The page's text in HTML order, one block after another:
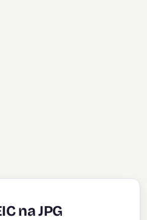
na JPG